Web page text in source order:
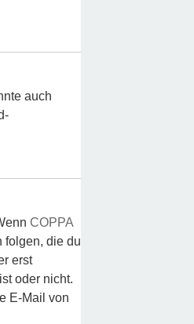
auch
COPPA
folgen, die du
erst
oder nicht.
E-Mail von